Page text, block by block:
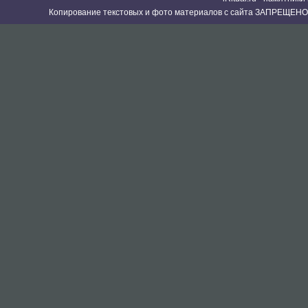
Копирование текстовых и фото материалов с сайта